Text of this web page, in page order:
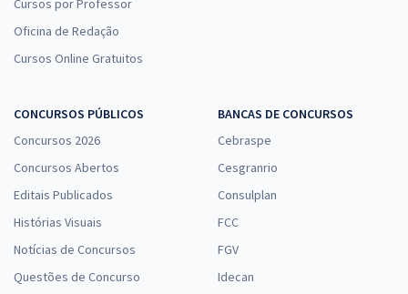
Cursos por Professor
Oficina de Redação
Cursos Online Gratuitos
CONCURSOS PÚBLICOS
Concursos 2026
Concursos Abertos
Editais Publicados
Histórias Visuais
Notícias de Concursos
Questões de Concurso
BANCAS DE CONCURSOS
Cebraspe
Cesgranrio
Consulplan
FCC
FGV
Idecan